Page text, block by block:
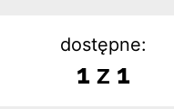
dostępne:
1 z 1